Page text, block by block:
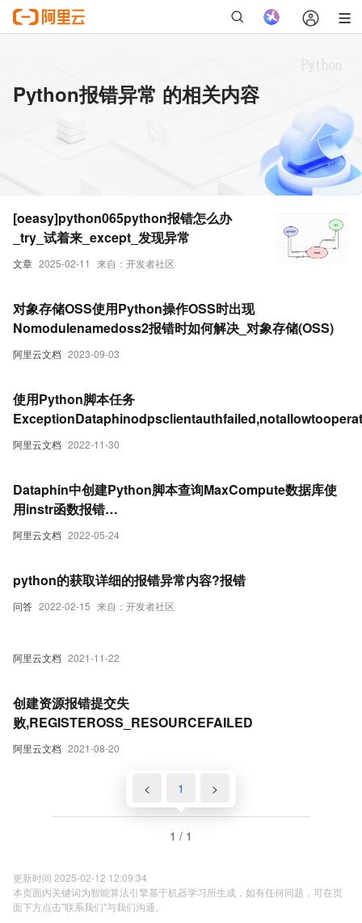
Python报错异常 的相关内容
文章 2025-02-11 来自：开发者社区
[oeasy]python065python报错怎么办
_try_试着来_except_发现异常
阿里云文档 2023-09-03
对象存储OSS使用Python操作OSS时出现
Nomodulenamedoss2报错时如何解决_对象存储(OSS)
阿里云文档 2022-11-30
使用Python脚本任务
阿里云文档 2022-05-24
Dataphin中创建Python脚本查询MaxCompute数据库使
用instr函数报错
functioninstrneeds2parameters,actuallyhave4
问答 2022-02-15 来自：开发者社区
python的获取详细的报错异常内容?报错
阿里云文档 2021-11-22
阿里云文档 2021-08-20
创建资源报错提交失
败,REGISTEROSS_RESOURCEFAILED
< 1 >
1 / 1
更新时间 2025-02-12 12:09:34
本页面内关键词为智能算法引擎基于机器学习所生成，如有任何问题，可在页
面下方点击"联系我们"与我们沟通。